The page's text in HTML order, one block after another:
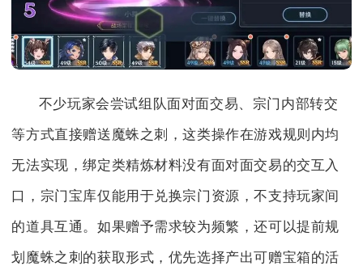
不少玩家会尝试组队面对面交易、宗门内部转交
等方式直接赠送魔蛛之刺，这类操作在游戏规则内均
无法实现，绑定类精炼材料没有面对面交易的交互入
口，宗门宝库仅能用于兑换宗门资源，不支持玩家间
的道具互通。如果赠予需求较为频繁，还可以提前规
划魔蛛之刺的获取形式，优先选择产出可赠宝箱的活